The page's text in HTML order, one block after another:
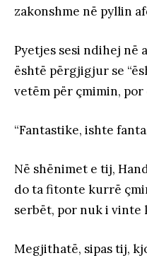
zakonshme në pyllin
Pyetjes sesi ndihej në
është përgjigjur se
vetëm për çmimin,
“Fantastike, ishte
Në shënimet e tij,
do ta fitonte kurrë
serbët, por nuk i vinte
Megjithatë, sipas tij,